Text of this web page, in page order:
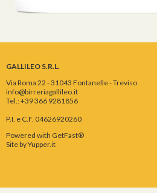
GALLILEO S.R.L.
Via Roma 22 - 31043 Fontanelle - Treviso
info@birreriagallileo.it
Tel.: +39 366 9281856
P.I. e C.F. 04626920260
Powered with GetFast®
Site byYupper.it